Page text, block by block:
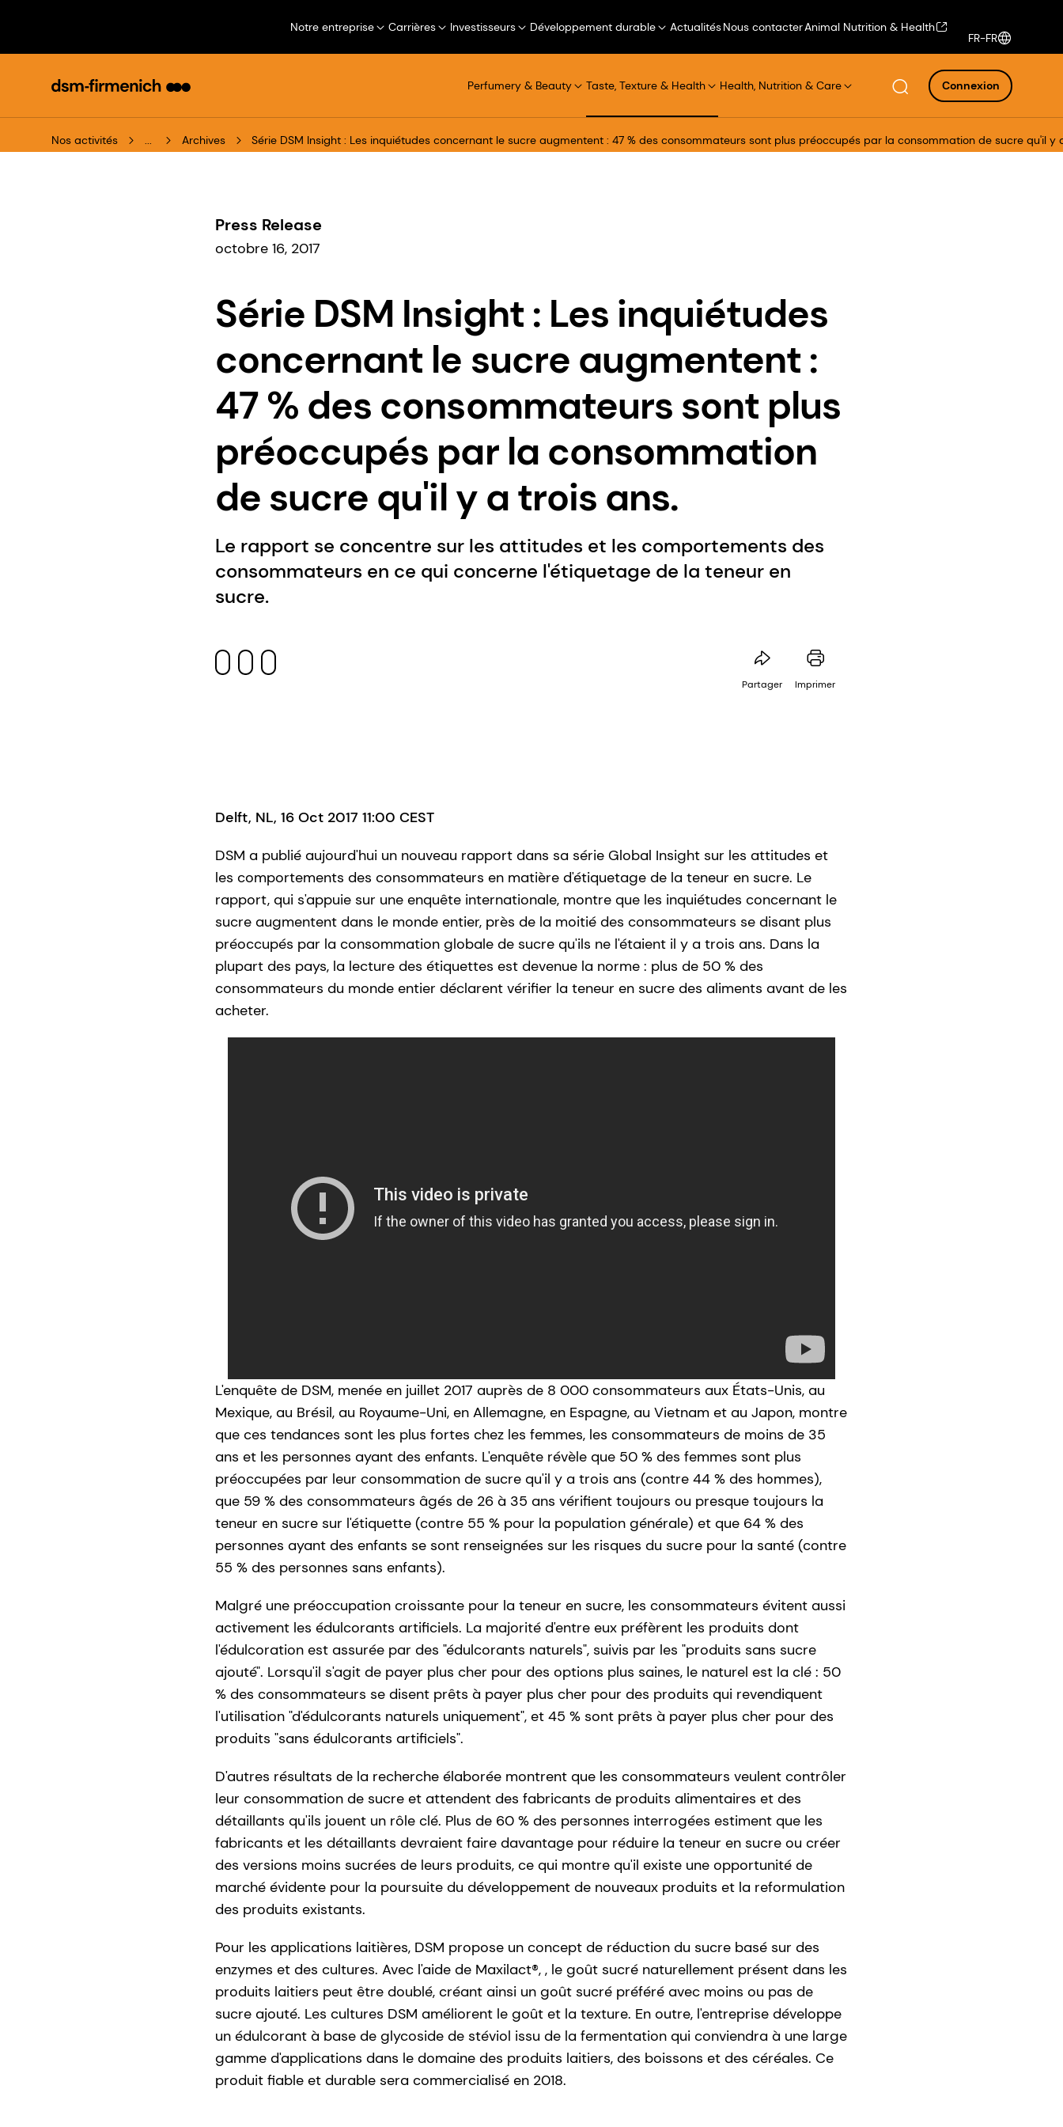
Notre entreprise Carrières Investisseurs Développement durable ActualitésNous contacterAnimal Nutrition & Health
FR-FR
Perfumery & Beauty Taste, Texture & Health Health, Nutrition & Care Connexion
Nos activités ... Archives Série DSM Insight : Les inquiétudes concernant le sucre augmentent : 47 % des consommateurs sont plus préoccupés par la consommation de sucre qu'il y
Press Release
octobre 16, 2017
Série DSM Insight : Les inquiétudes
concernant le sucre augmentent :
47 % des consommateurs sont plus
préoccupés par la consommation
de sucre qu'il y a trois ans.
Le rapport se concentre sur les attitudes et les comportements des
consommateurs en ce qui concerne l'étiquetage de la teneur en
sucre.
Partager Imprimer
Delft, NL, 16 Oct 2017 11:00 CEST
DSM a publié aujourd'hui un nouveau rapport dans sa série Global Insight sur les attitudes et
les comportements des consommateurs en matière d'étiquetage de la teneur en sucre. Le
rapport, qui s'appuie sur une enquête internationale, montre que les inquiétudes concernant le
sucre augmentent dans le monde entier, près de la moitié des consommateurs se disant plus
préoccupés par la consommation globale de sucre qu'ils ne l'étaient il y a trois ans. Dans la
plupart des pays, la lecture des étiquettes est devenue la norme : plus de 50 % des
consommateurs du monde entier déclarent vérifier la teneur en sucre des aliments avant de les
acheter.
L'enquête de DSM, menée en juillet 2017 auprès de 8 000 consommateurs aux États-Unis, au
Mexique, au Brésil, au Royaume-Uni, en Allemagne, en Espagne, au Vietnam et au Japon, montre
que ces tendances sont les plus fortes chez les femmes, les consommateurs de moins de 35
ans et les personnes ayant des enfants. L'enquête révèle que 50 % des femmes sont plus
préoccupées par leur consommation de sucre qu'il y a trois ans (contre 44 % des hommes),
que 59 % des consommateurs âgés de 26 à 35 ans vérifient toujours ou presque toujours la
teneur en sucre sur l'étiquette (contre 55 % pour la population générale) et que 64 % des
personnes ayant des enfants se sont renseignées sur les risques du sucre pour la santé (contre
55 % des personnes sans enfants).
Malgré une préoccupation croissante pour la teneur en sucre, les consommateurs évitent aussi
activement les édulcorants artificiels. La majorité d'entre eux préfèrent les produits dont
l'édulcoration est assurée par des "édulcorants naturels", suivis par les "produits sans sucre
ajouté". Lorsqu'il s'agit de payer plus cher pour des options plus saines, le naturel est la clé : 50
% des consommateurs se disent prêts à payer plus cher pour des produits qui revendiquent
l'utilisation "d'édulcorants naturels uniquement", et 45 % sont prêts à payer plus cher pour des
produits "sans édulcorants artificiels".
D'autres résultats de la recherche élaborée montrent que les consommateurs veulent contrôler
leur consommation de sucre et attendent des fabricants de produits alimentaires et des
détaillants qu'ils jouent un rôle clé. Plus de 60 % des personnes interrogées estiment que les
fabricants et les détaillants devraient faire davantage pour réduire la teneur en sucre ou créer
des versions moins sucrées de leurs produits, ce qui montre qu'il existe une opportunité de
marché évidente pour la poursuite du développement de nouveaux produits et la reformulation
des produits existants.
Pour les applications laitières, DSM propose un concept de réduction du sucre basé sur des
enzymes et des cultures. Avec l'aide de Maxilact®, , le goût sucré naturellement présent dans les
produits laitiers peut être doublé, créant ainsi un goût sucré préféré avec moins ou pas de
sucre ajouté. Les cultures DSM améliorent le goût et la texture. En outre, l'entreprise développe
un édulcorant à base de glycoside de stéviol issu de la fermentation qui conviendra à une large
gamme d'applications dans le domaine des produits laitiers, des boissons et des céréales. Ce
produit fiable et durable sera commercialisé en 2018.